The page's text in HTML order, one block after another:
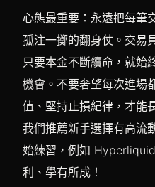
心態最重要：永遠把每筆
孤注一擲的翻身仗。交易
只要本金不斷續命，就始
機會。不要奢望每次進場
值、堅持止損紀律，才能
我們推薦新手選擇有高流
始練習，例如
利、學有所成！